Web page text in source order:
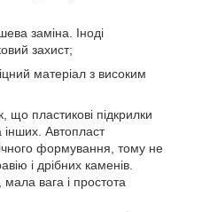
заміна. Іноді
захист;
матеріал з високим
пластикові підкрилки
інших. Автопласт
формування, тому не
і дрібних каменів.
вага і простота